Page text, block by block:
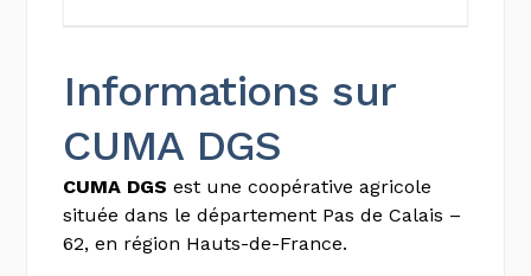
Informations sur
CUMA DGS
CUMA DGS est une coopérative agricole
située dans le département Pas de Calais –
62, en région Hauts-de-France.